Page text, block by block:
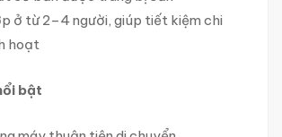
ở từ 2–4 người, giúp tiết kiệm chi
hoạt
bật